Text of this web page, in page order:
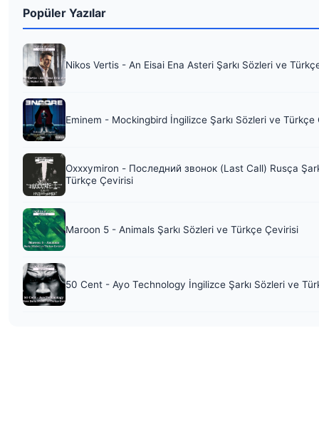
Popüler Yazılar
Nikos Vertis - An Eisai Ena Asteri Şarkı Sözleri ve
Eminem - Mockingbird İngilizce Şarkı Sözleri ve Türkçe
Oxxxymiron - Последний звонок (Last Call) Rusça
Türkçe Çevirisi
Maroon 5 - Animals Şarkı Sözleri ve Türkçe Çevirisi
50 Cent - Ayo Technology İngilizce Şarkı Sözleri ve